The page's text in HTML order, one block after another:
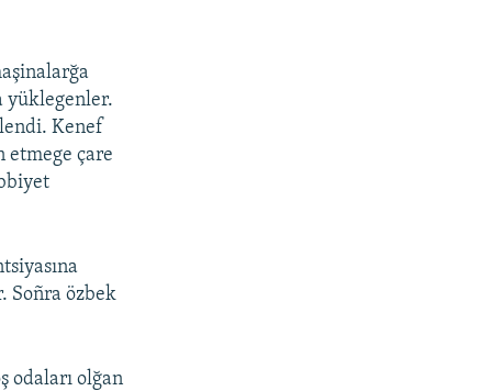
yüklegenler.
Kenef
etmege çare
Soñra özbek
odaları olğan